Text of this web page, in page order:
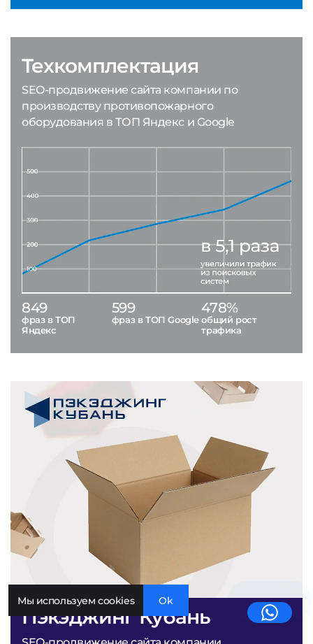
Пэкэджинг Кубань
Техкомплектация
SEO-продвижение сайта компании по
производству противопожарного
оборудования в ТОП Яндекс и Google
849
фраз в ТОП
Яндекс
599
фраз в ТОП Google
478%
общий рост
трафика
Мы используем cookies Ok